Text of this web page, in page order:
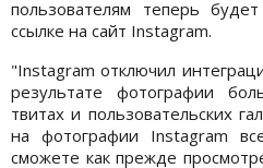
пользователям теперь
ссылке на сайт Instagram.
"Instagram отключил
результате фотографии
твитах и пользовательских
на фотографии Instagram
сможете как прежде